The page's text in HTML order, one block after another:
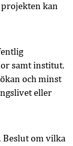
kan
samt institut.
och minst
eller
Beslut om vilka